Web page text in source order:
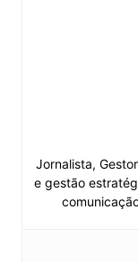
Jornalista,
e gestão